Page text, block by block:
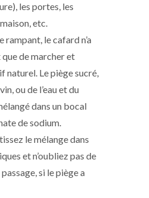
les portes, les
etc.
rampant, le cafard n’a
que de marcher et
naturel. Le piège sucré,
ou de l’eau et du
dans un bocal
de sodium.
le mélange dans
et n’oubliez pas de
si le piège a